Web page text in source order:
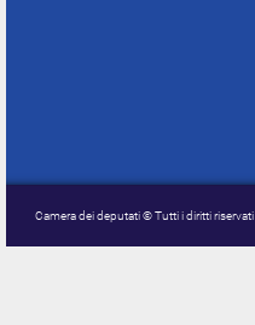
Camera dei deputati © Tutti i diritti riservati